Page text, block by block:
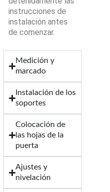
instrucciones de
instalación antes
de comenzar.
Medición y
marcado
Instalación de los
soportes
Colocación de
las hojas de la
puerta
Ajustes y
nivelación